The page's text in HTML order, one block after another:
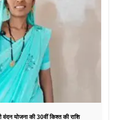
वंदन योजना की 30वीं किश्त की राशि